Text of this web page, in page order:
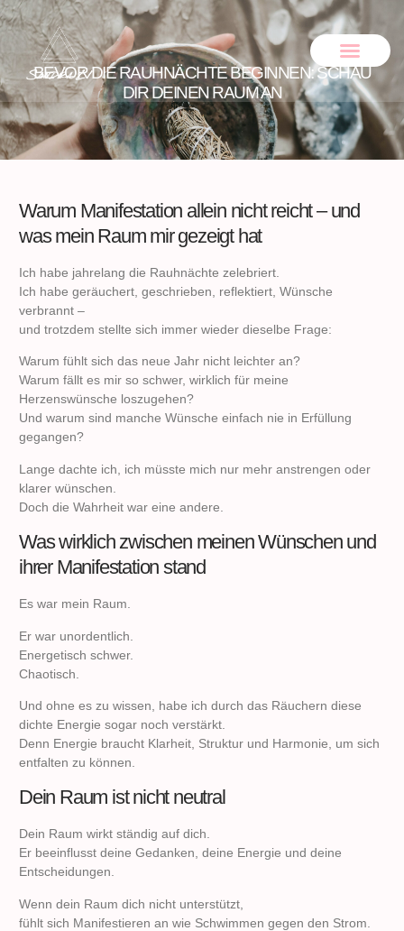
BEVOR DIE RAUHNÄCHTE BEGINNEN: SCHAU
DIR DEINEN RAUM AN
Warum Manifestation allein nicht reicht – und
was mein Raum mir gezeigt hat
Ich habe jahrelang die Rauhnächte zelebriert.
Ich habe geräuchert, geschrieben, reflektiert, Wünsche
verbrannt –
und trotzdem stellte sich immer wieder dieselbe Frage:
Warum fühlt sich das neue Jahr nicht leichter an?
Warum fällt es mir so schwer, wirklich für meine
Herzenswünsche loszugehen?
Und warum sind manche Wünsche einfach nie in Erfüllung
gegangen?
Lange dachte ich, ich müsste mich nur mehr anstrengen oder
klarer wünschen.
Doch die Wahrheit war eine andere.
Was wirklich zwischen meinen Wünschen und
ihrer Manifestation stand
Es war mein Raum.
Er war unordentlich.
Energetisch schwer.
Chaotisch.
Und ohne es zu wissen, habe ich durch das Räuchern diese
dichte Energie sogar noch verstärkt.
Denn Energie braucht Klarheit, Struktur und Harmonie, um sich
entfalten zu können.
Dein Raum ist nicht neutral
Dein Raum wirkt ständig auf dich.
Er beeinflusst deine Gedanken, deine Energie und deine
Entscheidungen.
Wenn dein Raum dich nicht unterstützt,
fühlt sich Manifestieren an wie Schwimmen gegen den Strom.